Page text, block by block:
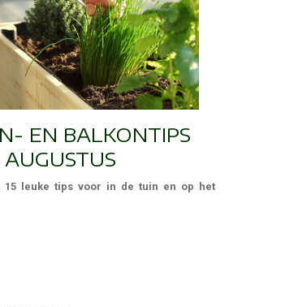
EN BALKONTIPS
15 leuke tips voor in de tuin en op het